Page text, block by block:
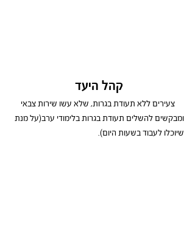
קהל היעד
צעירים ללא תעודת בגרות, שלא עשו שירות צבאי
ומבקשים להשלים תעודת בגרות בלימודי ערב(על מנת
שיוכלו לעבוד בשעות היום).